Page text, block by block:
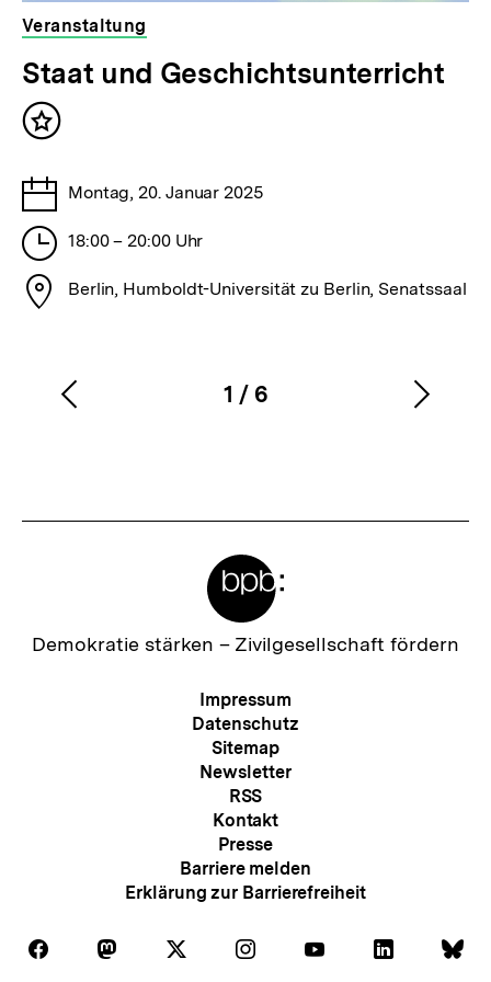
Veranstaltung
veranstaltet
von
der
bpb
Staat und Geschichtsunterricht
Inhalt
Tage
Montag, 20. Januar 2025
Stunden
18:00 – 20:00 Uhr
Stadt
Berlin, Humboldt-Universität zu Berlin, Senatssaal
Karussellinhalt
1
von
/ 6
Vorherigen
Zur
Demokratie stärken – Zivilgesellschaft fördern
Meta-
Navigation
Impressum
Datenschutz
Sitemap
Newsletter
RSS
Kontakt
Presse
Barriere melden
Erklärung zur Barrierefreiheit
Folgen
Auf
Folgen Folgen Folgen
Auf
Folgen Folgen